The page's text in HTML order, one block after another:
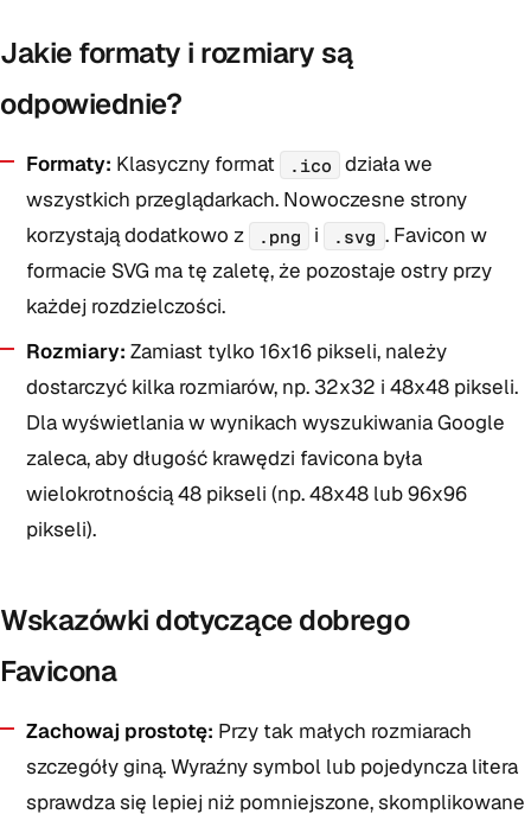
Jakie formaty i rozmiary są
odpowiednie?
Formaty: Klasyczny format .ico
działa we
wszystkich przeglądarkach. Nowoczesne strony
korzystają dodatkowo z
.png i .svg . Favicon w
formacie SVG ma tę zaletę, że pozostaje ostry przy
każdej rozdzielczości.
Rozmiary: Zamiast tylko 16x16 pikseli, należy
dostarczyć kilka rozmiarów, np. 32x32 i 48x48 pikseli.
Dla wyświetlania w wynikach wyszukiwania Google
zaleca, aby długość krawędzi favicona była
wielokrotnością 48 pikseli (np. 48x48 lub 96x96
pikseli).
Wskazówki dotyczące dobrego
Favicona
Zachowaj prostotę: Przy tak małych rozmiarach
szczegóły giną. Wyraźny symbol lub pojedyncza litera
sprawdza się lepiej niż pomniejszone, skomplikowane